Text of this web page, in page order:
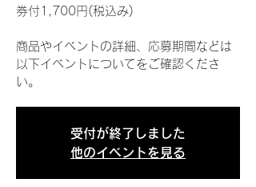
券付1,700円(税込み)
商品やイベントの詳細、応募期間などは
以下イベントについてをご確認くださ
い。
受付が終了しました
他のイベントを見る